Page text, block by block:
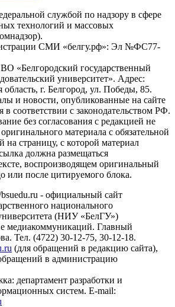
службой по надзору в сфере
технологий и массовых
СМИ «белгу.рф»: Эл №ФС77-
«Белгородский государственный
университет». Адрес:
область, г. Белгород, ул. Победы, 85.
и новости, опубликованные на сайте
в соответствии с законодательством РФ.
без согласования с редакцией не
материала с обязательной
на страницу, с которой материал
должна размещаться
воспроизводящем оригинальный
или после цитируемого блока.
- официальный сайт
национального
(НИУ «БелГУ»)
медиакоммуникаций. Главный
Тел. (4722) 30-12-75, 30-12-18.
(для обращений в редакцию сайта),
в администрацию
департамент разработки и
систем. E-mail: